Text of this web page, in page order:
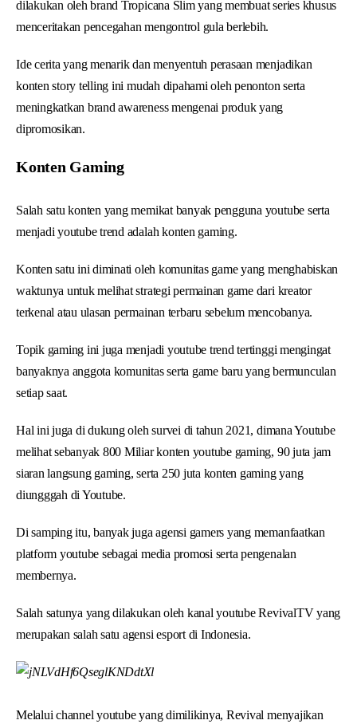
dilakukan oleh brand Tropicana Slim yang membuat series khusus
menceritakan pencegahan mengontrol gula berlebih.
Ide cerita yang menarik dan menyentuh perasaan menjadikan
konten story telling ini mudah dipahami oleh penonton serta
meningkatkan brand awareness mengenai produk yang
dipromosikan.
Konten Gaming
Salah satu konten yang memikat banyak pengguna youtube serta
menjadi youtube trend adalah konten gaming.
Konten satu ini diminati oleh komunitas game yang menghabiskan
waktunya untuk melihat strategi permainan game dari kreator
terkenal atau ulasan permainan terbaru sebelum mencobanya.
Topik gaming ini juga menjadi youtube trend tertinggi mengingat
banyaknya anggota komunitas serta game baru yang bermunculan
setiap saat.
Hal ini juga di dukung oleh survei di tahun 2021, dimana Youtube
melihat sebanyak 800 Miliar konten youtube gaming, 90 juta jam
siaran langsung gaming, serta 250 juta konten gaming yang
diungggah di Youtube.
Di samping itu, banyak juga agensi gamers yang memanfaatkan
platform youtube sebagai media promosi serta pengenalan
membernya.
Salah satunya yang dilakukan oleh kanal youtube RevivalTV yang
merupakan salah satu agensi esport di Indonesia.
Melalui channel youtube yang dimilikinya, Revival menyajikan